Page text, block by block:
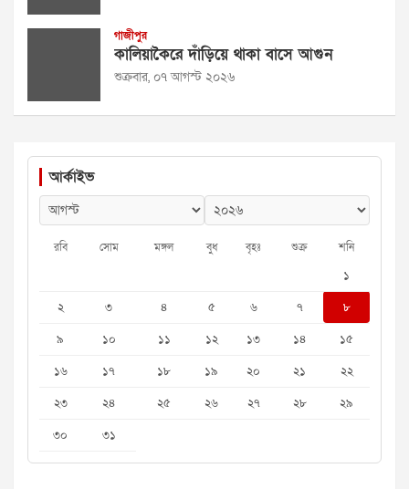
গাজীপুর
কালিয়াকৈরে দাঁড়িয়ে থাকা বাসে আগুন
শুক্রবার, ০৭ আগস্ট ২০২৬
আর্কাইভ
রবি সোম মঙ্গল বুধ বৃহঃ শুক্র শনি
১
২
৩ ৪ ৫ ৬ ৭
৮
৯
১০ ১১ ১২ ১৩ ১৪
১৫
১৬
১৭ ১৮ ১৯ ২০ ২১
২২
২৩
২৪ ২৫ ২৬ ২৭ ২৮
২৯
৩০
৩১